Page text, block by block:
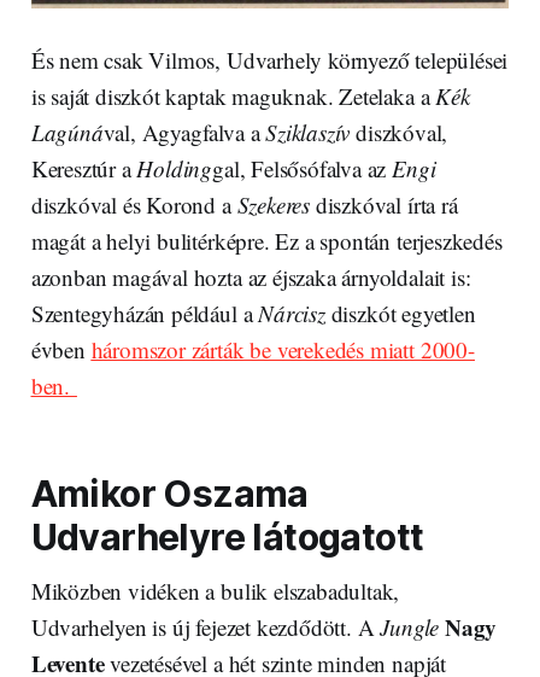
És nem csak Vilmos, Udvarhely környező települései
is saját diszkót kaptak maguknak. Zetelaka aKék
Lagúnával, Agyagfalva aSziklaszívdiszkóval,
Keresztúr aHoldinggal, Felsősófalva azEngi
diszkóval és Korond aSzekeres diszkóval írta rá
magát a helyi bulitérképre. Ez a spontán terjeszkedés
azonban magával hozta az éjszaka árnyoldalait is:
Szentegyházán például aNárcisz diszkót egyetlen
évben háromszor zárták be verekedés miatt 2000-
ben.
Amikor Oszama
Udvarhelyre látogatott
Miközben vidéken a bulik elszabadultak,
Udvarhelyen is új fejezet kezdődött. AJungle Nagy
Leventevezetésével a hét szinte minden napját